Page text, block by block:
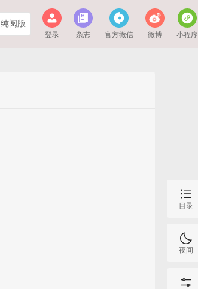
纯阅版
登录 杂志 官方微信 微博 小程序
目录
夜间